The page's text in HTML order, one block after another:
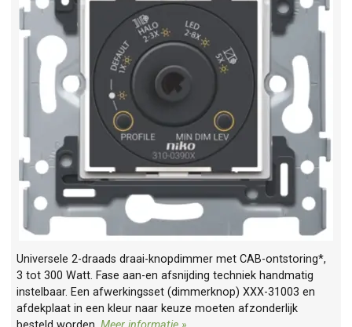
Universele 2-draads draai-knopdimmer met CAB-ontstoring*,
3 tot 300 Watt. Fase aan-en afsnijding techniek handmatig
instelbaar. Een afwerkingsset (dimmerknop) XXX-31003 en
afdekplaat in een kleur naar keuze moeten afzonderlijk